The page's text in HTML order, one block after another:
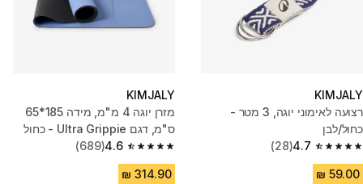
KIMJALY
רצועה לאימוני יוגה, 3 מטר -
כחול/לבן
4.7
4.7 out of 5 stars from 28 reviews
(28)
KIMJALY
מזרן יוגה 4 מ"מ, מידה 185*65
ס"מ, דגם Ultra Grippie - כחול
4.6
4.6 out of 5 stars from 689 reviews
(689)